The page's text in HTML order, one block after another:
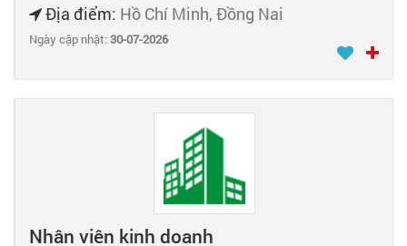
Địa điểm: Hồ Chí Minh, Đồng Nai
Ngày cập nhật:30-07-2026
Nhân viên kinh doanh